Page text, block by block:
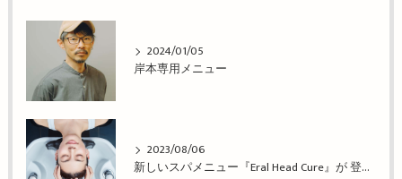
2024/01/05
岸本専用メニュー
2023/08/06
新しいスパメニュー『Eral Head Cure』が 登場！姫路市の美容院BEREA(ベレア)はお客様のキレイを叶える美容室／ヘアサロン